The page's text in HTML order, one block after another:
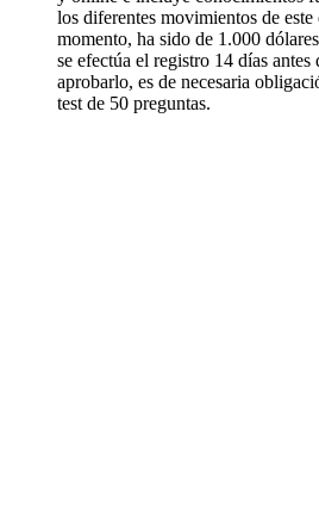
los diferentes movimientos de
momento, ha sido de 1.000
se efectúa el registro 14 días
aprobarlo, es de necesaria
test de 50 preguntas.